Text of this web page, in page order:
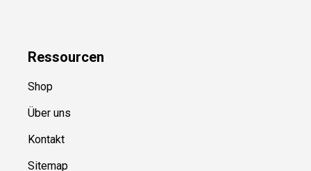
Ressourcen
Shop
Über uns
Kontakt
Sitemap